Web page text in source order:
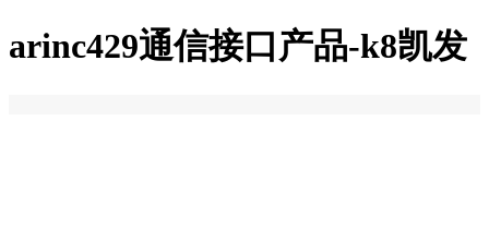
arinc429通信接口产品-k8凯发